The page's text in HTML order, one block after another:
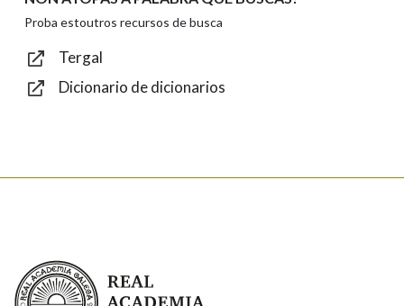
Texto de verificación
Proba estoutros recursos de busca
Tergal
Dicionario de dicionarios
Real Academia Galega